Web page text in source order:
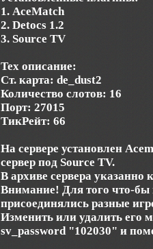
1. AceMatch
2. Detocs 1.2
3. Source TV
Тех описание:
Ст. карта: de_dust2
Количество слотов: 16
Порт: 27015
ТикРейт: 66
На сервере установлен
сервер под Source TV.
В архиве сервера указанно
Внимание! Для того что-бы
присоединялись разные
Изменить или удалить его
sv_password "102030" и